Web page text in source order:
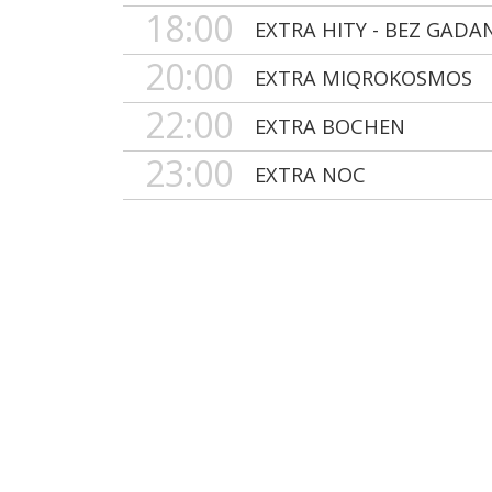
18:00
EXTRA HITY - BEZ
20:00 EXTRA MIQROKOSMOS
22:00 EXTRA BOCHEN
23:00 EXTRA NOC